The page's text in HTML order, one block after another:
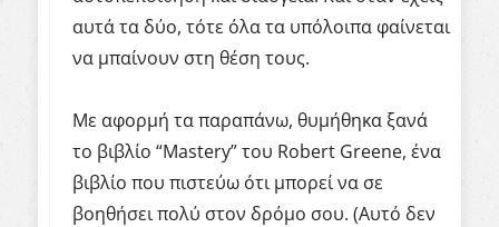
αυτά τα δύο, τότε όλα τα υπόλοιπα φαίνεται
να μπαίνουν στη θέση τους.
Με αφορμή τα παραπάνω, θυμήθηκα ξανά
το βιβλίο “Mastery” του Robert Greene, ένα
βιβλίο που πιστεύω ότι μπορεί να σε
βοηθήσει πολύ στον δρόμο σου. (Αυτό δεν